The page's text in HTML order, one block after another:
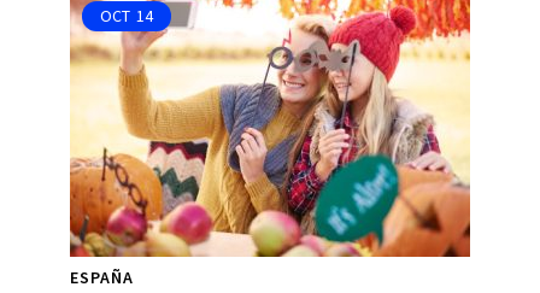
OCT 14
ESPAÑA